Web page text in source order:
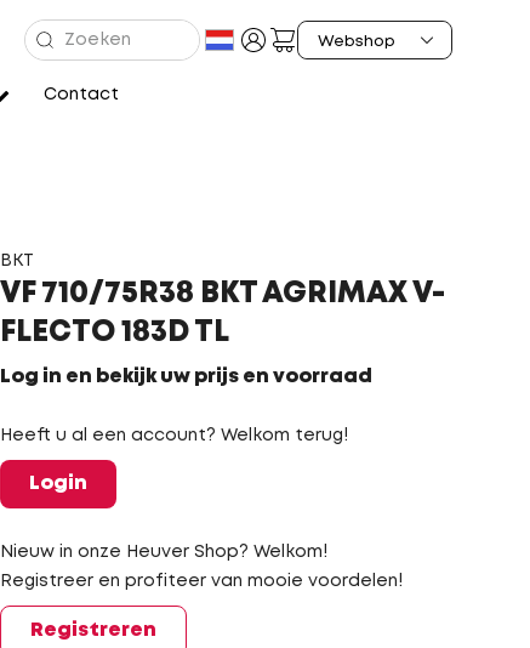
Contact
BKT
VF 710/75R38 BKT AGRIMAX V-
FLECTO 183D TL
Log in en bekijk uw prijs en voorraad
Heeft u al een account? Welkom terug!
Login
Nieuw in onze Heuver Shop? Welkom!
Registreer en profiteer van mooie voordelen!
Registreren